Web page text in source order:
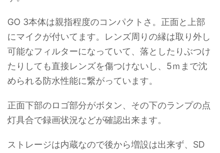
GO 3本体は親指程度のコンパクトさ。正面と上部
にマイクが付いてます。レンズ周りの縁は取り外し
可能なフィルターになっていて、落としたりぶつけ
たりしても直接レンズを傷つけないし、5ｍまで沈
められる防水性能に繋がっています。
正面下部のロゴ部分がボタン、その下のランプの点
灯具合で録画状況などが確認出来ます。
ストレージは内蔵なので後から増設は出来ず、SD